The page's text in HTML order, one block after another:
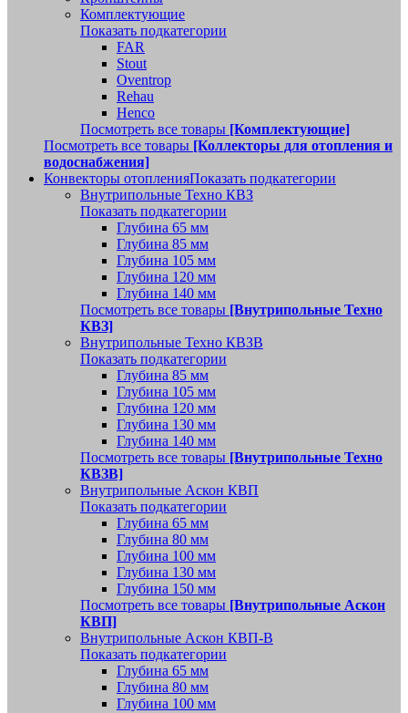
Комплектующие
Показать подкатегории
FAR
Stout
Oventrop
Rehau
Henco
Посмотреть все товары [Комплектующие]
Посмотреть все товары [Коллекторы для отопления и
водоснабжения]
Конвекторы отопленияПоказать подкатегории
Внутрипольные Техно КВЗ
Показать подкатегории
Глубина 65 мм
Глубина 85 мм
Глубина 105 мм
Глубина 120 мм
Глубина 140 мм
Посмотреть все товары [Внутрипольные Техно
КВЗ]
Внутрипольные Техно КВЗВ
Показать подкатегории
Глубина 85 мм
Глубина 105 мм
Глубина 120 мм
Глубина 130 мм
Глубина 140 мм
Посмотреть все товары [Внутрипольные Техно
КВЗВ]
Внутрипольные Аскон КВП
Показать подкатегории
Глубина 65 мм
Глубина 80 мм
Глубина 100 мм
Глубина 130 мм
Глубина 150 мм
Посмотреть все товары [Внутрипольные Аскон
КВП]
Внутрипольные Аскон КВП-В
Показать подкатегории
Глубина 65 мм
Глубина 80 мм
Глубина 100 мм